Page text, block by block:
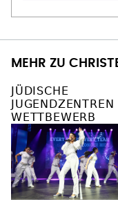
MEHR ZU
JÜDISCHE
JUGENDZENTREN
WETTBEWERB